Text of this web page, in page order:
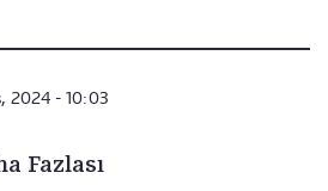
2024 - 10:03
Fazlası